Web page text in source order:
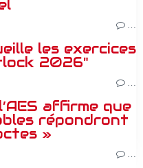
…
les exercices
2026"
…
affirme que
répondront
»
…